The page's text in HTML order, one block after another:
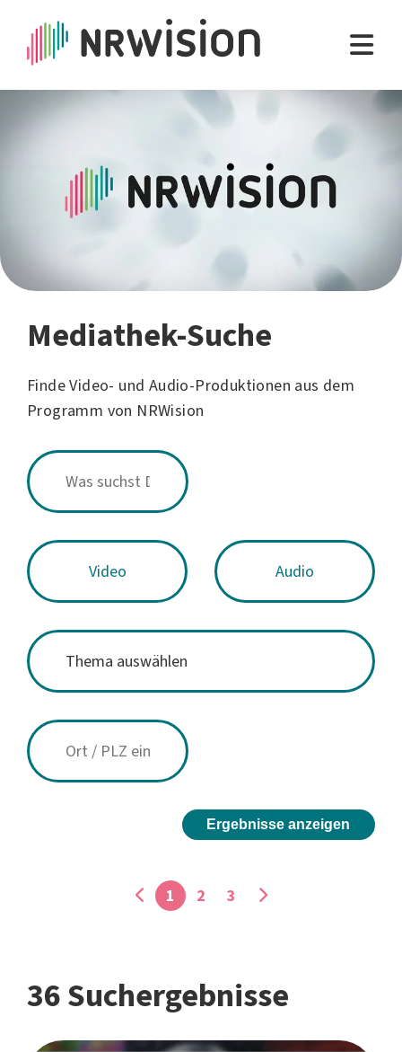
Mediathek-Suche
Finde Video- und Audio-Produktionen aus dem
Programm von NRWision
Video Audio
Ergebnisse anzeigen
1 2 3
36 Suchergebnisse